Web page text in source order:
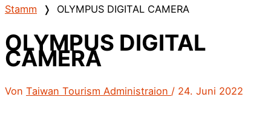
Stamm ❭ OLYMPUS DIGITAL CAMERA
OLYMPUS DIGITAL
CAMERA
Von Taiwan Tourism Administraion / 24. Juni 2022